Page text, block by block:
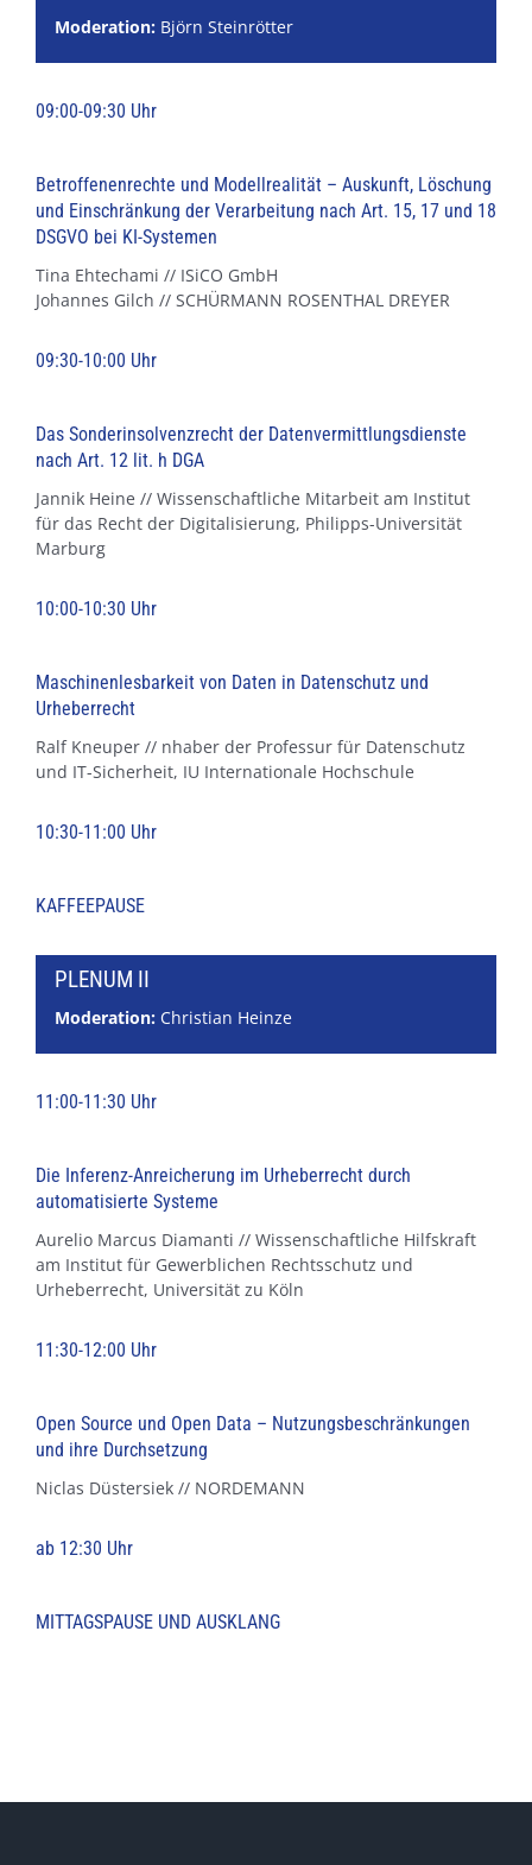
Moderation:Björn Steinrötter
09:00-09:30 Uhr
Betroffenenrechte und Modellrealität – Auskunft, Löschung
und Einschränkung der Verarbeitung nach Art. 15, 17 und 18
DSGVO bei KI-Systemen
Tina Ehtechami // ISiCO GmbH
Johannes Gilch // SCHÜRMANN ROSENTHAL DREYER
09:30-10:00 Uhr
Das Sonderinsolvenzrecht der Datenvermittlungsdienste
nach Art. 12 lit. h DGA
Jannik Heine // Wissenschaftliche Mitarbeit am Institut
für das Recht der Digitalisierung, Philipps-Universität
Marburg
10:00-10:30 Uhr
Maschinenlesbarkeit von Daten in Datenschutz und
Urheberrecht
Ralf Kneuper // nhaber der Professur für Datenschutz
und IT-Sicherheit, IU Internationale Hochschule
10:30-11:00 Uhr
KAFFEEPAUSE
PLENUM II
Moderation:Christian Heinze
11:00-11:30 Uhr
Die Inferenz-Anreicherung im Urheberrecht durch
automatisierte Systeme
Aurelio Marcus Diamanti // Wissenschaftliche Hilfskraft
am Institut für Gewerblichen Rechtsschutz und
Urheberrecht, Universität zu Köln
11:30-12:00 Uhr
Open Source und Open Data – Nutzungsbeschränkungen
und ihre Durchsetzung
Niclas Düstersiek // NORDEMANN
ab 12:30 Uhr
MITTAGSPAUSE UND AUSKLANG